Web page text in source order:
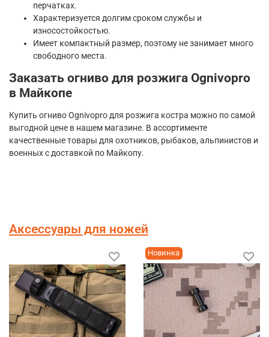
перчатках.
Характеризуется долгим сроком службы и
износостойкостью.
Имеет компактный размер, поэтому не занимает много
свободного места.
Заказать огниво для розжига Ognivopro
в Майкопе
Купить огниво Ognivopro для розжига костра можно по самой
выгодной цене в нашем магазине. В ассортименте
качественные товары для охотников, рыбаков, альпинистов и
военных с доставкой по Майкопу.
Аксессуары для ножей
Новинка